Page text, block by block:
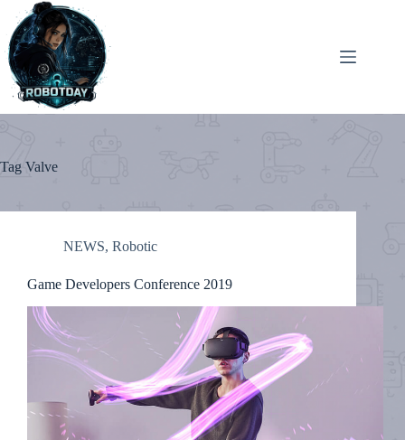
content
Tag Valve
NEWS, Robotic
Game Developers Conference 2019